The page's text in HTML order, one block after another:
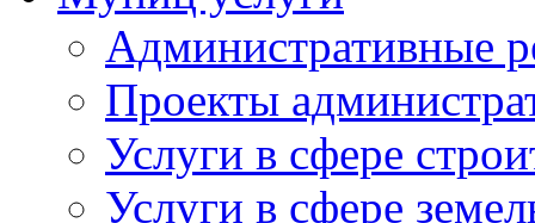
Административные
Проекты
Услуги в сфере
Услуги в сфере